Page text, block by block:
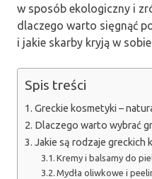
w sposób ekologiczny i
dlaczego warto sięgnąć
i jakie skarby kryją w
Spis treści
Greckie kosmetyki –
Dlaczego warto wybrać
Jakie są rodzaje greckich
Kremy i balsamy do
Mydła oliwkowe i